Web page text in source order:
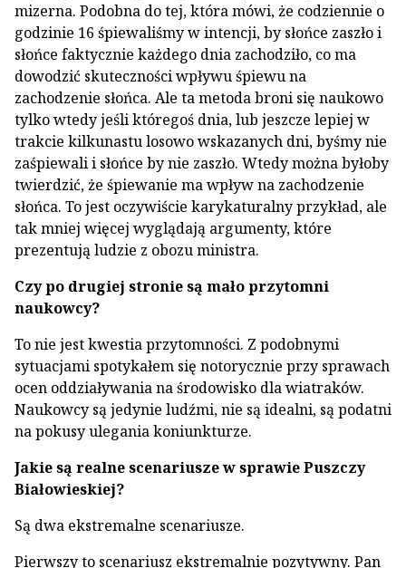
mizerna. Podobna do tej, która mówi, że codziennie o
godzinie 16 śpiewaliśmy w intencji, by słońce zaszło i
słońce faktycznie każdego dnia zachodziło, co ma
dowodzić skuteczności wpływu śpiewu na
zachodzenie słońca. Ale ta metoda broni się naukowo
tylko wtedy jeśli któregoś dnia, lub jeszcze lepiej w
trakcie kilkunastu losowo wskazanych dni, byśmy nie
zaśpiewali i słońce by nie zaszło. Wtedy można byłoby
twierdzić, że śpiewanie ma wpływ na zachodzenie
słońca. To jest oczywiście karykaturalny przykład, ale
tak mniej więcej wyglądają argumenty, które
prezentują ludzie z obozu ministra.
Czy po drugiej stronie są mało przytomni
naukowcy?
To nie jest kwestia przytomności. Z podobnymi
sytuacjami spotykałem się notorycznie przy sprawach
ocen oddziaływania na środowisko dla wiatraków.
Naukowcy są jedynie ludźmi, nie są idealni, są podatni
na pokusy ulegania koniunkturze.
Jakie są realne scenariusze w sprawie Puszczy
Białowieskiej?
Są dwa ekstremalne scenariusze.
Pierwszy to scenariusz ekstremalnie pozytywny. Pan